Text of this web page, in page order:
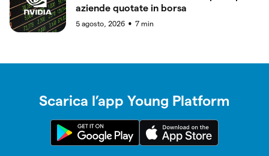
aziende quotate in borsa
5 agosto, 2026 ● 7 min
Scarica l’app Young Platform